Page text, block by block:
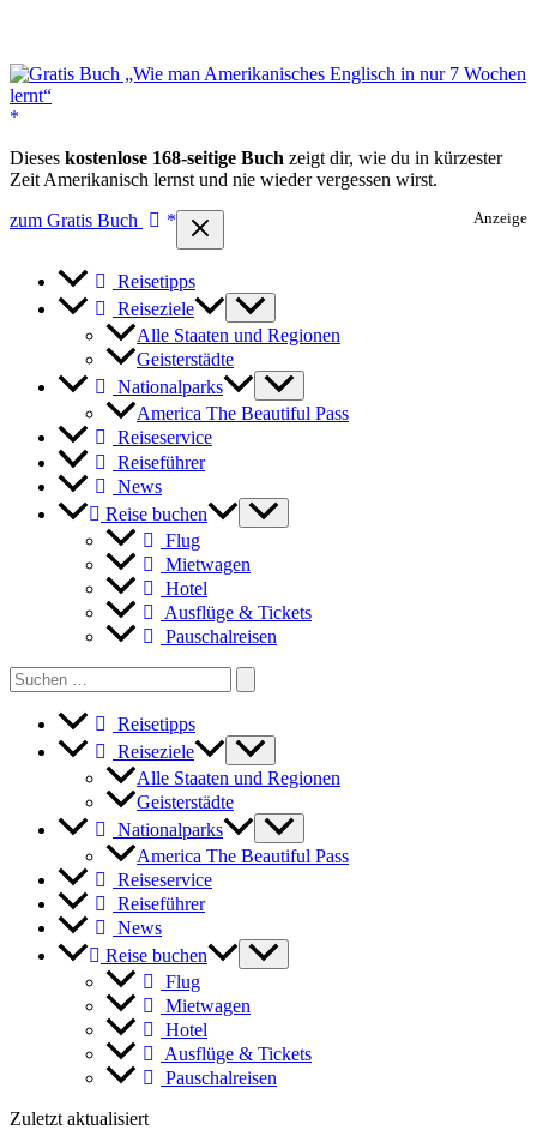
Dieses kostenlose 168-seitige Buch zeigt dir, wie du in kürzester
Zeit Amerikanisch lernst und nie wieder vergessen wirst.
zum Gratis Buch
Anzeige
Reisetipps
Reiseziele
Alle Staaten und Regionen
Geisterstädte
Nationalparks
America The Beautiful Pass
Reiseservice
Reiseführer
News
Reise buchen
Flug
Mietwagen
Hotel
Ausflüge & Tickets
Pauschalreisen
Search
for:
Reisetipps
Reiseziele
Alle Staaten und Regionen
Geisterstädte
Nationalparks
America The Beautiful Pass
Reiseservice
Reiseführer
News
Reise buchen
Flug
Mietwagen
Hotel
Ausflüge & Tickets
Pauschalreisen
Zuletzt aktualisiert